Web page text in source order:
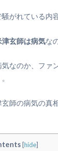
がれている内
津玄師は病気な
なのか、ファ
師の病気の真
[hide]